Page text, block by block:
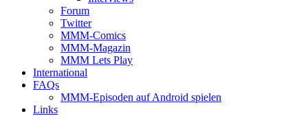
Forum
Twitter
MMM-Comics
MMM-Magazin
MMM Lets Play
International
FAQs
MMM-Episoden auf Android spielen
Links